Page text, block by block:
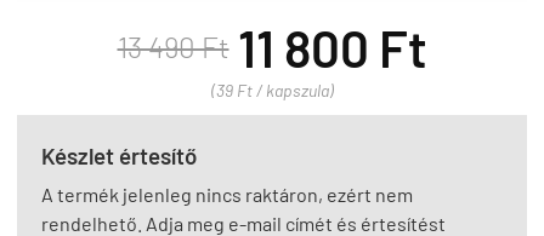
13 490 Ft 11 800 Ft
(39 Ft / kapszula)
Készlet értesítő
A termék jelenleg nincs raktáron, ezért nem
rendelhető. Adja meg e-mail címét és értesítést